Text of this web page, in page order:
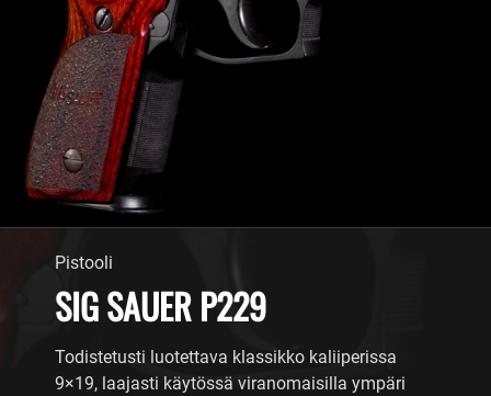
Pistooli
SIG SAUER P229
Todistetusti luotettava klassikko kaliiperissa
9×19, laajasti käytössä viranomaisilla ympäri